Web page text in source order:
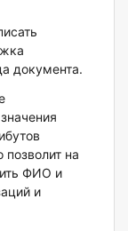
документа.
позволит на
ФИО и
и